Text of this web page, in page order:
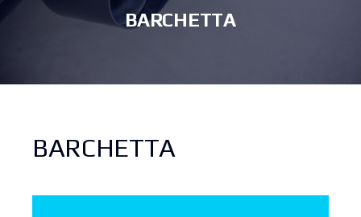
BARCHETTA
BARCHETTA